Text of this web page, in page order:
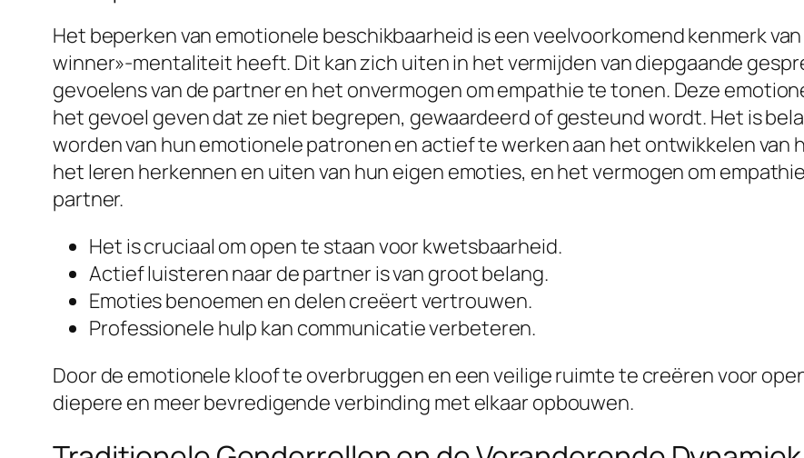
Het beperken van emotionele beschikbaarheid is een veelvoorkomend kenmerk
winner»-mentaliteit heeft. Dit kan zich uiten in het vermijden van diepgaande
gevoelens van de partner en het onvermogen om empathie te tonen. Deze
het gevoel geven dat ze niet begrepen, gewaardeerd of gesteund wordt. Het is
worden van hun emotionele patronen en actief te werken aan het ontwikkelen
het leren herkennen en uiten van hun eigen emoties, en het vermogen om
partner.
Het is cruciaal om open te staan voor kwetsbaarheid.
Actief luisteren naar de partner is van groot belang.
Emoties benoemen en delen creëert vertrouwen.
Professionele hulp kan communicatie verbeteren.
Door de emotionele kloof te overbruggen en een veilige ruimte te creëren voor
diepere en meer bevredigende verbinding met elkaar opbouwen.